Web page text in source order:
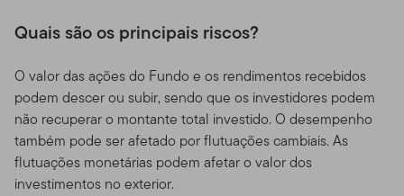
Quais são os principais riscos?
O valor das ações do Fundo e os rendimentos recebidos
podem descer ou subir, sendo que os investidores podem
não recuperar o montante total investido. O desempenho
também pode ser afetado por flutuações cambiais. As
flutuações monetárias podem afetar o valor dos
investimentos no exterior.